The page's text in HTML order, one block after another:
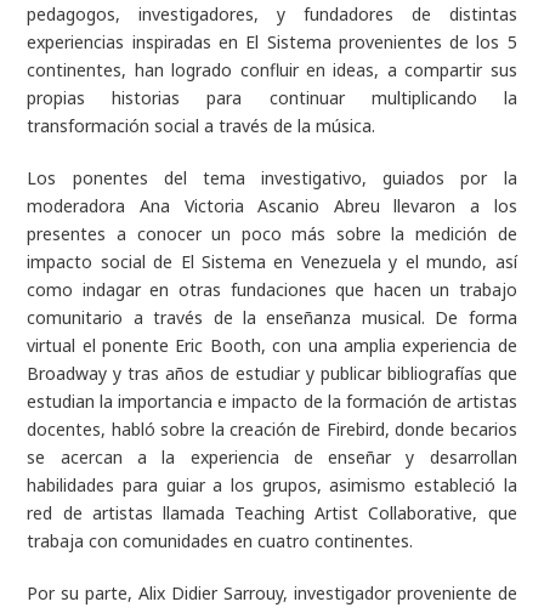
pedagogos, investigadores, y fundadores de distintas
experiencias inspiradas en El Sistema provenientes de los 5
continentes, han logrado confluir en ideas, a compartir sus
propias historias para continuar multiplicando la
transformación social a través de la música.
Los ponentes del tema investigativo, guiados por la
moderadora Ana Victoria Ascanio Abreu llevaron a los
presentes a conocer un poco más sobre la medición de
impacto social de El Sistema en Venezuela y el mundo, así
como indagar en otras fundaciones que hacen un trabajo
comunitario a través de la enseñanza musical. De forma
virtual el ponente Eric Booth, con una amplia experiencia de
Broadway y tras años de estudiar y publicar bibliografías que
estudian la importancia e impacto de la formación de artistas
docentes, habló sobre la creación de Firebird, donde becarios
se acercan a la experiencia de enseñar y desarrollan
habilidades para guiar a los grupos, asimismo estableció la
red de artistas llamada Teaching Artist Collaborative, que
trabaja con comunidades en cuatro continentes.
Por su parte, Alix Didier Sarrouy, investigador proveniente de